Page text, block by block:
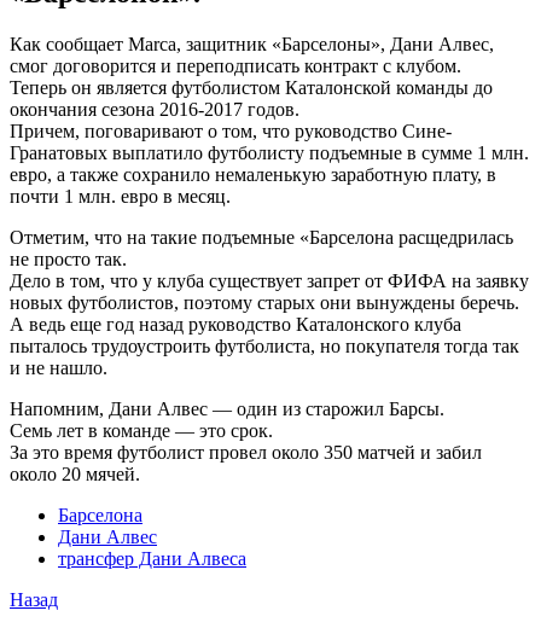
Как сообщает Marca, защитник «Барселоны», Дани Алвес,
смог договорится и переподписать контракт с клубом.
Теперь он является футболистом Каталонской команды до
окончания сезона 2016-2017 годов.
Причем, поговаривают о том, что руководство Сине-
Гранатовых выплатило футболисту подъемные в сумме 1 млн.
евро, а также сохранило немаленькую заработную плату, в
почти 1 млн. евро в месяц.
Отметим, что на такие подъемные «Барселона расщедрилась
не просто так.
Дело в том, что у клуба существует запрет от ФИФА на заявку
новых футболистов, поэтому старых они вынуждены беречь.
А ведь еще год назад руководство Каталонского клуба
пыталось трудоустроить футболиста, но покупателя тогда так
и не нашло.
Напомним, Дани Алвес — один из старожил Барсы.
Семь лет в команде — это срок.
За это время футболист провел около 350 матчей и забил
около 20 мячей.
Барселона
Дани Алвес
трансфер Дани Алвеса
Назад